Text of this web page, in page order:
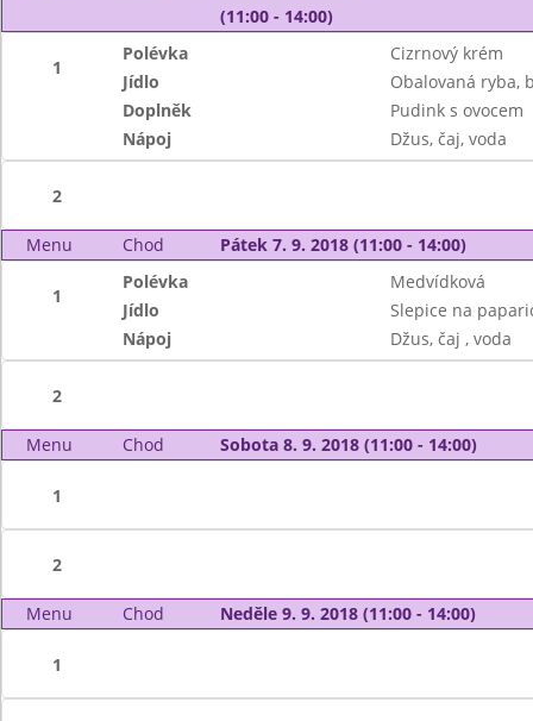
(11:00 - 14:00)
1
Polévka
Cizrnový krém
Jídlo
Obalovaná ryba,
Doplněk
Pudink s ovocem
Nápoj
Džus, čaj, voda
2
Menu Chod Pátek 7. 9. 2018 (11:00 - 14:00)
1
Polévka
Medvídková
Jídlo
Slepice na
Nápoj
Džus, čaj , voda
2
Menu Chod Sobota 8. 9. 2018 (11:00 - 14:00)
1
2
Menu Chod Neděle 9. 9. 2018 (11:00 - 14:00)
1